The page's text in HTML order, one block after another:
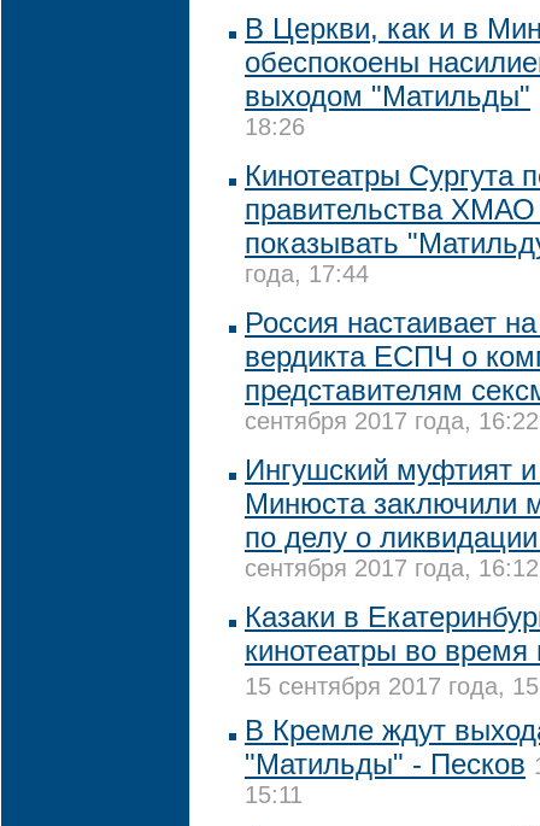
В Церкви, как и в
обеспокоены
выходом "Матильды"
18:26
Кинотеатры Сургута
правительства
показывать
года, 17:44
Россия настаивает
вердикта ЕСПЧ о
представителям
сентября 2017 года, 16:22
Ингушский муфтият
Минюста заключили
по делу о
сентября 2017 года, 16:12
Казаки в
кинотеатры во
15 сентября 2017 года,
В Кремле ждут
"Матильды" - Песков
15:11